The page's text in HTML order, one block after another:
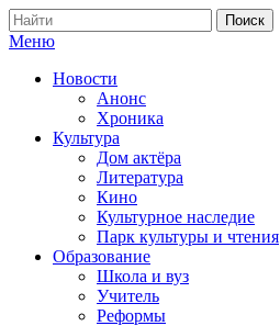
Меню
Новости
Анонс
Хроника
Культура
Дом актёра
Литература
Кино
Культурное наследие
Парк культуры и чтения
Образование
Школа и вуз
Учитель
Реформы